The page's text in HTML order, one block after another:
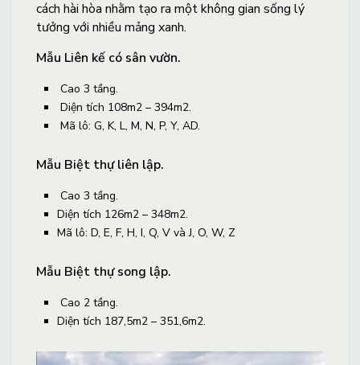
cách hài hòa nhằm tạo ra một không gian sống lý
tưởng với nhiều mảng xanh.
Mẫu Liên kế có sân vườn.
Cao 3 tầng.
Diện tích 108m2 – 394m2.
Mã lô: G, K, L, M, N, P, Y, AD.
Mẫu Biệt thự liên lập.
Cao 3 tầng.
Diện tích 126m2 – 348m2.
Mã lô: D, E, F, H, I, Q, V và J, O, W, Z
Mẫu Biệt thự song lập.
Cao 2 tầng.
Diện tích 187,5m2 – 351,6m2.